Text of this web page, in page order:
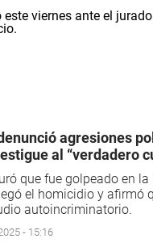
agresiones
al “verdadero
que fue golpeado en la
el homicidio y afirmó
autoincriminatorio.
- 15:16